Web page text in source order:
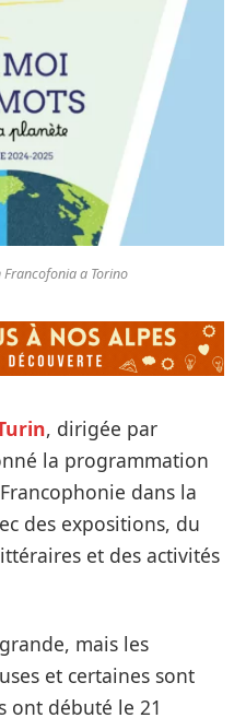
a Torino
, dirigée par
la programmation
dans la
des expositions, du
et des activités
mais les
et certaines sont
ont débuté le 21